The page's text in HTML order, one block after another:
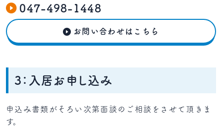
047-498-1448
お問い合わせはこちら
3：入居お申し込み
申込み書類がそろい次第面談のご相談をさせて頂きま
す。